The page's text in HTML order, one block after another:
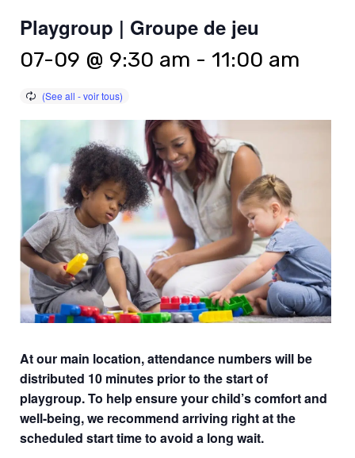
Playgroup | Groupe de jeu
07-09 @ 9:30 am - 11:00 am
At our main location, attendance numbers will be
distributed 10 minutes prior to the start of
playgroup. To help ensure your child’s comfort and
well-being, we recommend arriving right at the
scheduled start time to avoid a long wait.